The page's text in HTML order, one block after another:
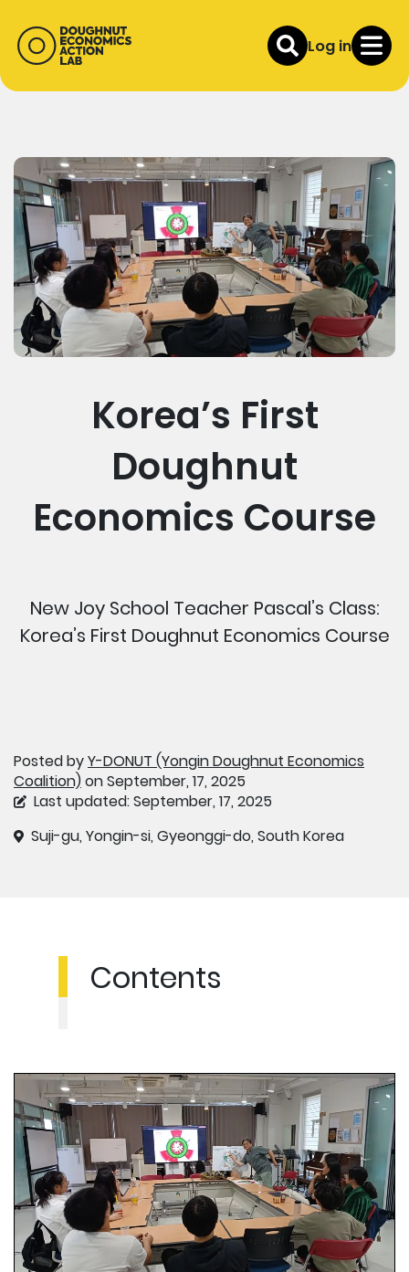
Log in
Korea’s First
Doughnut
Economics Course
New Joy School Teacher Pascal’s Class:
Korea’s First Doughnut Economics Course
Posted byY-DONUT (Yongin Doughnut Economics
Coalition)on September, 17, 2025
Last updated: September, 17, 2025
Suji-gu, Yongin-si, Gyeonggi-do, South Korea
Contents